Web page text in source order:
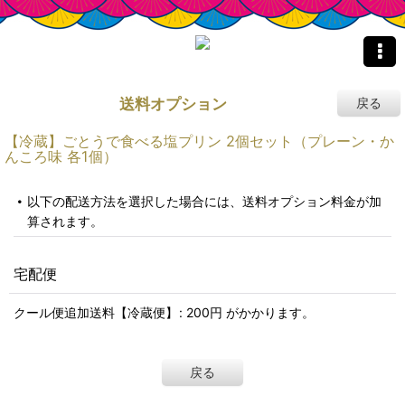
送料オプション 戻る
【冷蔵】ごとうで食べる塩プリン 2個セット（プレーン・か
んころ味 各1個）
以下の配送方法を選択した場合には、送料オプション料金が加
算されます。
宅配便
クール便追加送料【冷蔵便】 : 200円 がかかります。
戻る